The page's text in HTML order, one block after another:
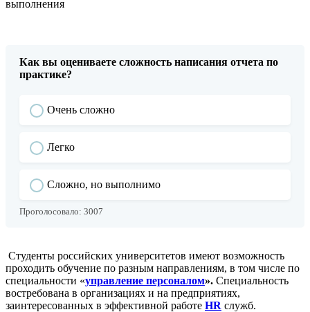
выполнения
Как вы оцениваете сложность написания отчета по
практике?
Очень сложно
Легко
Сложно, но выполнимо
Проголосовало: 3007
Студенты российских университетов имеют возможность
проходить обучение по разным направлениям, в том числе по
специальности «управление персоналом». Специальность
востребована в организациях и на предприятиях,
заинтересованных в эффективной работе HR служб.